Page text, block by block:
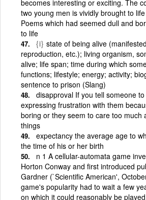
becomes interesting or exciting. The
two young men is vividly brought to
Poems which had seemed dull and
to life
{i} state of being alive
reproduction, etc.); living organism,
alive; life span; time during which
functions; lifestyle; energy; activity;
sentence to prison (Slang)
disapproval If you tell someone
expressing frustration with them
boring or they seem to care too much
things
expectancy the average age to
the time of his or her birth
n 1 A cellular-automata game
Horton Conway and first introduced
Gardner (`Scientific American',
game's popularity had to wait a few
on which it could reasonably be